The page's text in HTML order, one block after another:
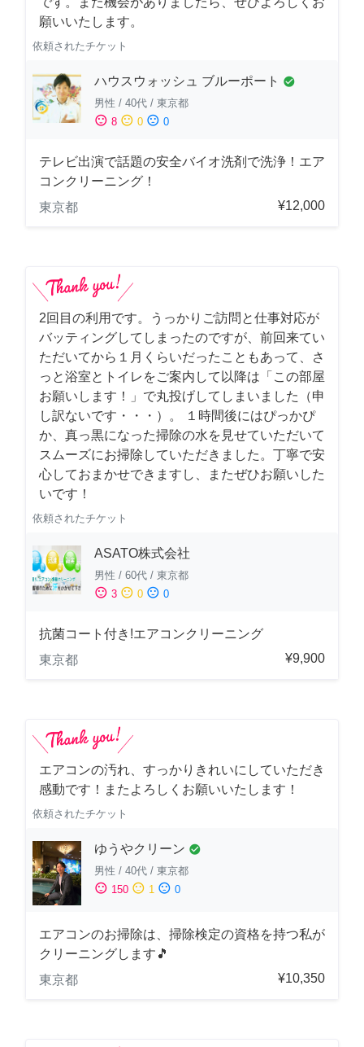
願いいたします。
依頼されたチケット
ハウスウォッシュ ブルーポート check_circle
男性 / 40代 / 東京都
sentiment_satisfied 8 sentiment_neutral 0 sentiment_dissatisfied 0
テレビ出演で話題の安全バイオ洗剤で洗浄！エア
コンクリーニング！
東京都
¥12,000
2回目の利用です。うっかりご訪問と仕事対応が
バッティングしてしまったのですが、前回来てい
ただいてから１月くらいだったこともあって、さ
っと浴室とトイレをご案内して以降は「この部屋
お願いします！」で丸投げしてしまいました（申
し訳ないです・・・）。 １時間後にはぴっかぴ
か、真っ黒になった掃除の水を見せていただいて
スムーズにお掃除していただきました。丁寧で安
心しておまかせできますし、またぜひお願いした
いです！
依頼されたチケット
ASATO株式会社
男性 / 60代 / 東京都
sentiment_satisfied 3 sentiment_neutral 0 sentiment_dissatisfied 0
抗菌コート付き!エアコンクリーニング
東京都
¥9,900
エアコンの汚れ、すっかりきれいにしていただき
感動です！またよろしくお願いいたします！
依頼されたチケット
ゆうやクリーン check_circle
男性 / 40代 / 東京都
sentiment_satisfied 150 sentiment_neutral 1 sentiment_dissatisfied 0
エアコンのお掃除は、掃除検定の資格を持つ私が
クリーニングします🎵
東京都
¥10,350